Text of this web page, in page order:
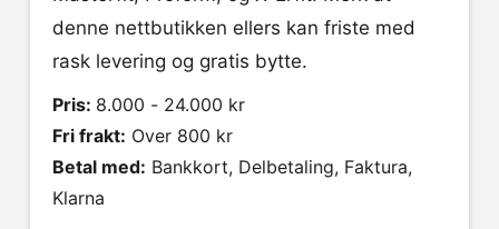
denne nettbutikken ellers kan friste med
rask levering og gratis bytte.
Pris: 8.000 - 24.000 kr
Fri frakt: Over 800 kr
Betal med:
Klarna